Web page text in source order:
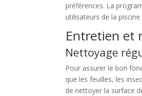
préférences. La
utilisateurs de la piscine.
Entretien et
Nettoyage
Pour assurer le bon
que les feuilles, les
de nettoyer la surface